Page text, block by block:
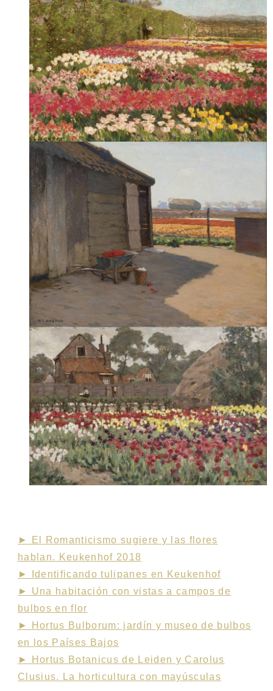
► El Romanticismo sugiere y las flores
hablan. Keukenhof 2018
► Identificando tulipanes en Keukenhof
► Una habitación con vistas a campos de
bulbos en flor
► Hortus Bulborum: jardín y museo de bulbos
en los Países Bajos
► Hortus Botanicus de Leiden y Carolus
Clusius. La horticultura con mayúsculas